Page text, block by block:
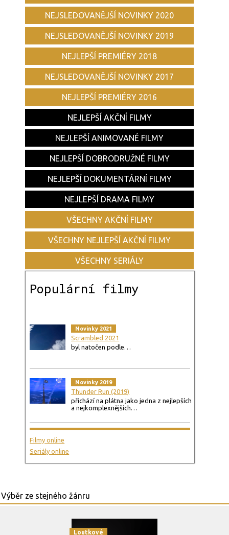
NEJSLEDOVANĚJŠÍ NOVINKY 2020
NEJSLEDOVANĚJŠÍ NOVINKY 2019
NEJLEPŠÍ PREMIÉRY 2018
NEJSLEDOVANĚJŠÍ NOVINKY 2017
NEJLEPŠÍ PREMIÉRY 2016
NEJLEPŠÍ AKČNÍ FILMY
NEJLEPŠÍ ANIMOVANÉ FILMY
NEJLEPŠÍ DOBRODRUŽNÉ FILMY
NEJLEPŠÍ DOKUMENTÁRNÍ FILMY
NEJLEPŠÍ DRAMA FILMY
VŠECHNY AKČNÍ FILMY
VŠECHNY NEJLEPŠÍ AKČNÍ FILMY
VŠECHNY SERIÁLY
Populární filmy
Novinky 2021
Scrambled 2021
byl natočen podle…
Novinky 2019
Thunder Run (2019)
přichází na plátna jako jedna z nejlepších
a nejkomplexnějších…
Filmy online
Seriály online
Loutkové